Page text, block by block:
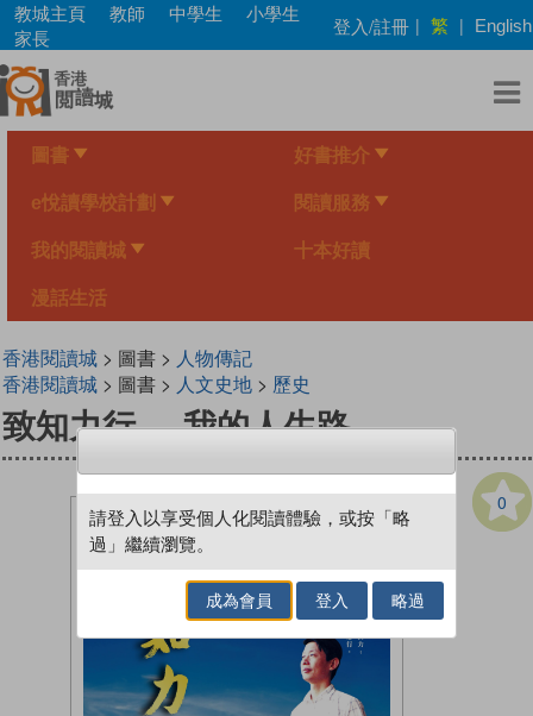
Skip
main
content
教城主頁 教師 中學生
小學生
家長
登入/註冊 | 繁 | English
圖書 好書推介
e悅讀學校計劃 閱讀服務
我的閱讀城 十本好讀
漫話生活
香港閱讀城> 圖書 > 人物傳記
香港閱讀城> 圖書 > 人文史地> 歷史
致知力行──我的人生路
0
請登入以享受個人化閱讀體驗，或按「略
過」繼續瀏覽。
成為會員 登入 略過